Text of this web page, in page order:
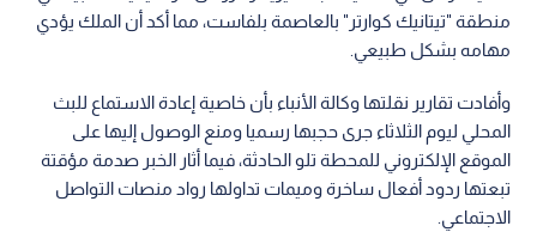
منطقة "تيتانيك كوارتر" بالعاصمة بلفاست، مما أكد أن الملك يؤدي
مهامه بشكل طبيعي.
وأفادت تقارير نقلتها وكالة الأنباء بأن خاصية إعادة الاستماع للبث
المحلي ليوم الثلاثاء جرى حجبها رسميا ومنع الوصول إليها على
الموقع الإلكتروني للمحطة تلو الحادثة، فيما أثار الخبر صدمة مؤقتة
تبعتها ردود أفعال ساخرة وميمات تداولها رواد منصات التواصل
الاجتماعي.